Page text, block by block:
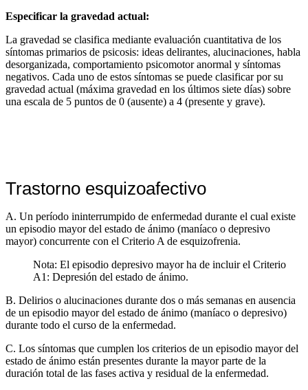
Especificar la gravedad actual:
La gravedad se clasifica mediante evaluación cuantitativa de los
síntomas primarios de psicosis: ideas delirantes, alucinaciones, habla
desorganizada, comportamiento psicomotor anormal y síntomas
negativos. Cada uno de estos síntomas se puede clasificar por su
gravedad actual (máxima gravedad en los últimos siete días) sobre
una escala de 5 puntos de 0 (ausente) a 4 (presente y grave).
Trastorno esquizoafectivo
A. Un período ininterrumpido de enfermedad durante el cual existe
un episodio mayor del estado de ánimo (maníaco o depresivo
mayor) concurrente con el Criterio A de esquizofrenia.
Nota: El episodio depresivo mayor ha de incluir el Criterio
A1: Depresión del estado de ánimo.
B. Delirios o alucinaciones durante dos o más semanas en ausencia
de un episodio mayor del estado de ánimo (maníaco o depresivo)
durante todo el curso de la enfermedad.
C. Los síntomas que cumplen los criterios de un episodio mayor del
estado de ánimo están presentes durante la mayor parte de la
duración total de las fases activa y residual de la enfermedad.